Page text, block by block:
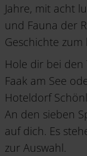
Jahre, mit acht
und Fauna der
Geschichte zum
Hole dir bei
Faak am See
Hoteldorf
An den sieben
auf dich. Es
zur Auswahl.